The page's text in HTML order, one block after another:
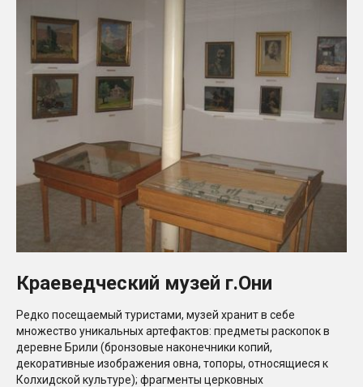
Краеведческий музей г.Они
Редко посещаемый туристами, музей хранит в себе
множество уникальных артефактов: предметы раскопок в
деревне Брили (бронзовые наконечники копий,
декоративные изображения овна, топоры, относящиеся к
Колхидской культуре); фрагменты церковных